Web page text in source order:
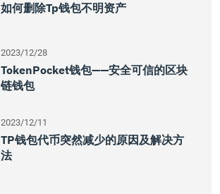
如何删除tp钱包不明资产
2023/12/28
TokenPocket钱包——安全可信的区块
链钱包
2023/12/11
TP钱包代币突然减少的原因及解决方
法